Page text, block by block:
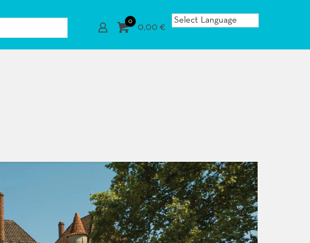
0
0,00 €